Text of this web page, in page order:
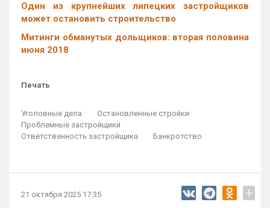
Один из крупнейших липецких застройщиков
может остановить строительство
Митинги обманутых дольщиков: вторая половина
июня 2018
Печать
Уголовные дела
Остановленные стройки
Проблемные застройщики
Ответственность застройщика
Банкротство
21 октября 2025 17:35 +